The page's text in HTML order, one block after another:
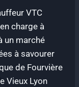
VTC
charge à
un marché
à savourer
de Fourvière
Vieux Lyon